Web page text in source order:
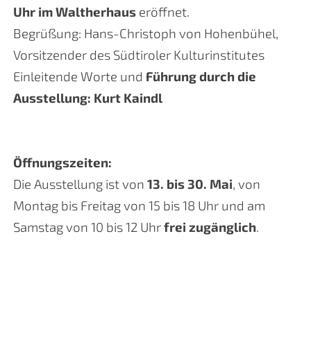
Uhr im Waltherhauseröffnet.
Begrüßung: Hans-Christoph von Hohenbühel,
Vorsitzender des Südtiroler Kulturinstitutes
Einleitende Worte und Führung durch die
Ausstellung: Kurt Kaindl
Öffnungszeiten:
Die Ausstellung ist von 13. bis 30. Mai, von
Montag bis Freitag von 15 bis 18 Uhr und am
Samstag von 10 bis 12 Uhrfrei zugänglich.